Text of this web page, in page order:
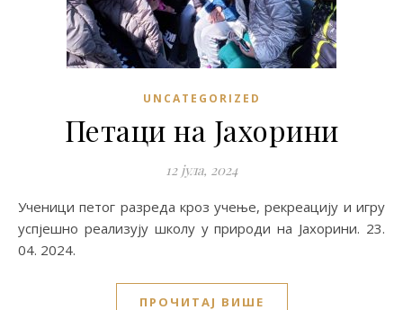
UNCATEGORIZED
Петаци на Јахорини
12 јула, 2024
Ученици петог разреда кроз учење, рекреацију и игру
успјешно реализују школу у природи на Јахорини. 23.
04. 2024.
ПРОЧИТАЈ ВИШЕ